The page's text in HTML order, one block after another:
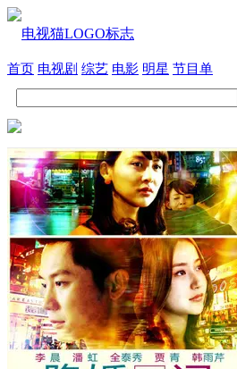
首页 电视剧 综艺 电影 明星 节目单